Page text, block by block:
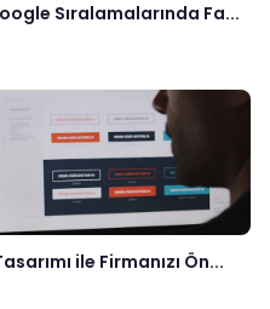
Sıralamalarında Fa...
ile Firmanızı Ön...